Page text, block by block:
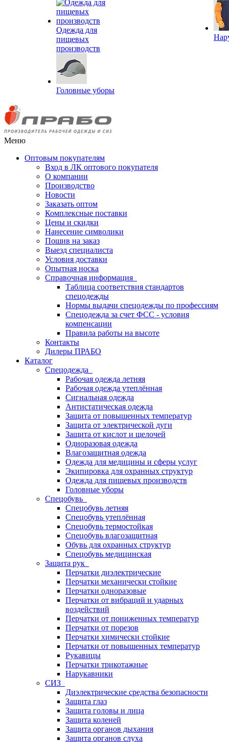
Одежда для
пищевых
производств
Головные уборы
Меню
Оптовым покупателям
Вход в ЛК оптового покупателя
О компании
Производство
Новости
Заказать оптом
Комплексные поставки
Цены и скидки
Нанесение символики
Пошив на заказ
Выезд специалиста
Условия доставки
Опытная носка
Справочная информация
Таблица соответствия стандартов
спецодежды
Нормы выдачи спецодежды по профессиям
Спецодежда за счет ФСС - условия
компенсации
Правила работы на высоте
Контакты
Дилеры ПРАБО
Каталог
Спецодежда
Рабочая одежда летняя
Рабочая одежда утеплённая
Сигнальная одежда
Антистатическая одежда
Защита от повышенных температур
Защита от электрической дуги
Защита от кислот и щелочей
Одноразовая одежда
Влагозащитная одежда
Одежда для медицины и сферы услуг
Экипировка для охранных структур
Одежда для пищевых производств
Головные уборы
Спецобувь
Спецобувь летняя
Спецобувь утеплённая
Спецобувь термостойкая
Спецобувь влагозащитная
Обувь для охранных структур
Спецобувь медицинская
Защита рук
Перчатки диэлектрические
Перчатки механически стойкие
Перчатки одноразовые
Перчатки от вибраций и ударных
воздействий
Перчатки от пониженных температур
Перчатки от порезов
Перчатки химически стойкие
Перчатки от повышенных температур
Рукавицы
Перчатки трикотажные
Нарукавники
СИЗ
Диэлектрические средства безопасности
Защита глаз
Защита головы и лица
Защита коленей
Защита органов дыхания
Защита органов слуха